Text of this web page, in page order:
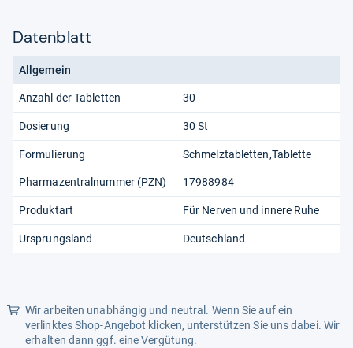
Datenblatt
Allgemein
Anzahl der Tabletten 30
Dosierung 30 St
Formulierung Schmelztabletten,Tablette
Pharmazentralnummer (PZN) 17988984
Produktart Für Nerven und innere Ruhe
Ursprungsland Deutschland
Wir arbeiten unabhängig und neutral. Wenn Sie auf ein
verlinktes Shop-Angebot klicken, unterstützen Sie uns dabei. Wir
erhalten dann ggf. eine Vergütung.